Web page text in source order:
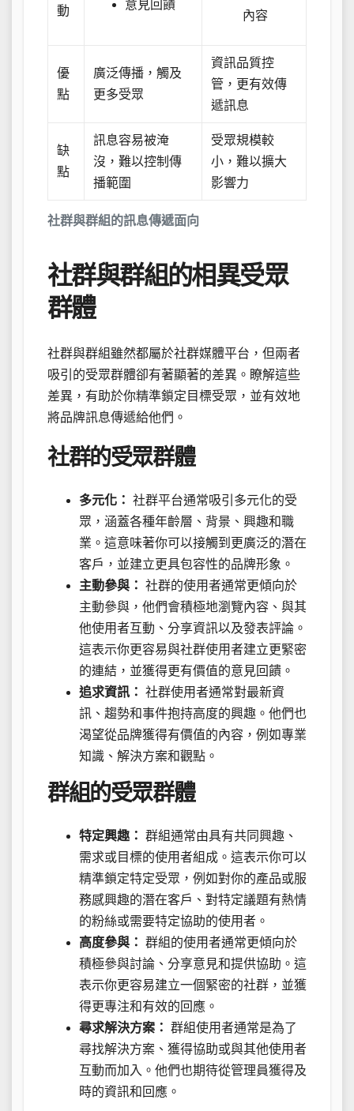
社群與群組的訊息傳遞面向
動 意見回饋
內容
優
點
廣泛傳播，觸及
更多受眾
資訊品質控
管，更有效傳
遞訊息
缺
點
訊息容易被淹
沒，難以控制傳
播範圍
受眾規模較
小，難以擴大
影響力
社群與群組的相異受眾
群體
社群與群組雖然都屬於社群媒體平台，但兩者
吸引的受眾群體卻有著顯著的差異。瞭解這些
差異，有助於你精準鎖定目標受眾，並有效地
將品牌訊息傳遞給他們。
社群的受眾群體
多元化： 社群平台通常吸引多元化的受
眾，涵蓋各種年齡層、背景、興趣和職
業。這意味著你可以接觸到更廣泛的潛在
客戶，並建立更具包容性的品牌形象。
主動參與： 社群的使用者通常更傾向於
主動參與，他們會積極地瀏覽內容、與其
他使用者互動、分享資訊以及發表評論。
這表示你更容易與社群使用者建立更緊密
的連結，並獲得更有價值的意見回饋。
追求資訊： 社群使用者通常對最新資
訊、趨勢和事件抱持高度的興趣。他們也
渴望從品牌獲得有價值的內容，例如專業
知識、解決方案和觀點。
群組的受眾群體
特定興趣： 群組通常由具有共同興趣、
需求或目標的使用者組成。這表示你可以
精準鎖定特定受眾，例如對你的產品或服
務感興趣的潛在客戶、對特定議題有熱情
的粉絲或需要特定協助的使用者。
高度參與： 群組的使用者通常更傾向於
積極參與討論、分享意見和提供協助。這
表示你更容易建立一個緊密的社群，並獲
得更專注和有效的回應。
尋求解決方案： 群組使用者通常是為了
尋找解決方案、獲得協助或與其他使用者
互動而加入。他們也期待從管理員獲得及
時的資訊和回應。